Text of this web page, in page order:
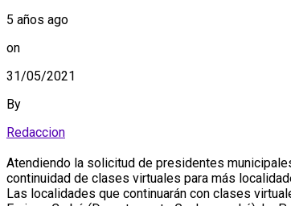
5 años ago
on
31/05/2021
By
Redaccion
Atendiendo la solicitud de presidentes
continuidad de clases virtuales para más
Las localidades que continuarán con clases